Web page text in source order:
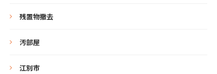
残置物撤去
汚部屋
江別市